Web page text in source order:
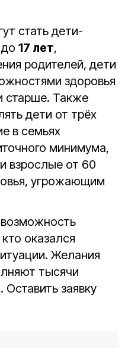
стать дети-
до 17 лет,
родителей, дети
здоровья
старше. Также
дети от трёх
в семьях
минимума,
взрослые от 60
угрожающим
оказался
Желания
тысячи
заявку